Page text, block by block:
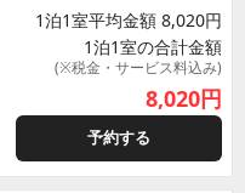
1泊1室平均金額 8,020円
1泊1室の合計金額
(※税金・サービス料込み)
8,020円
予約する